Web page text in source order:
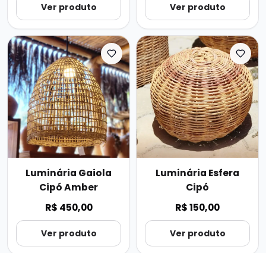
Ver produto Ver produto
Luminária Gaiola
Cipó Amber
R$ 450,00
Ver produto
Luminária Esfera
Cipó
R$ 150,00
Ver produto